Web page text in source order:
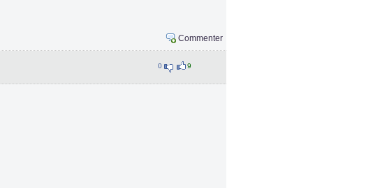
Commenter
0 9